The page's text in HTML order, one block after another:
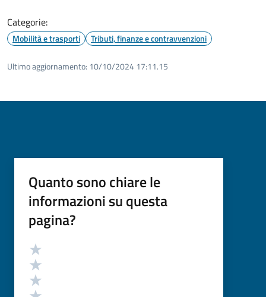
Categorie:
Mobilità e trasporti Tributi, finanze e contravvenzioni
Ultimo aggiornamento: 10/10/2024 17:11.15
Quanto sono chiare le
informazioni su questa
pagina?
Valutazione